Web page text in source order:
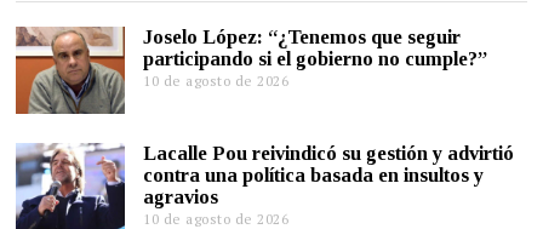
Joselo López: “¿Tenemos que seguir
participando si el gobierno no cumple?”
10 de agosto de 2026
Lacalle Pou reivindicó su gestión y advirtió
contra una política basada en insultos y
agravios
10 de agosto de 2026